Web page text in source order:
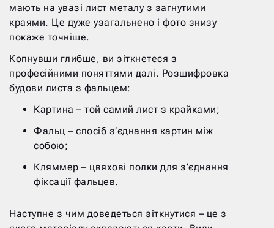
мають на увазі лист металу з загнутими
краями. Це дуже узагальнено і фото знизу
покаже точніше.
Копнувши глибше, ви зіткнетеся з
професійними поняттями далі. Розшифровка
будови листа з фальцем:
Картина – той самий лист з крайками;
Фальц – спосіб з’єднання картин між
собою;
Кляммер – цвяхові полки для з’єднання
фіксації фальцев.
Наступне з чим доведеться зіткнутися – це з